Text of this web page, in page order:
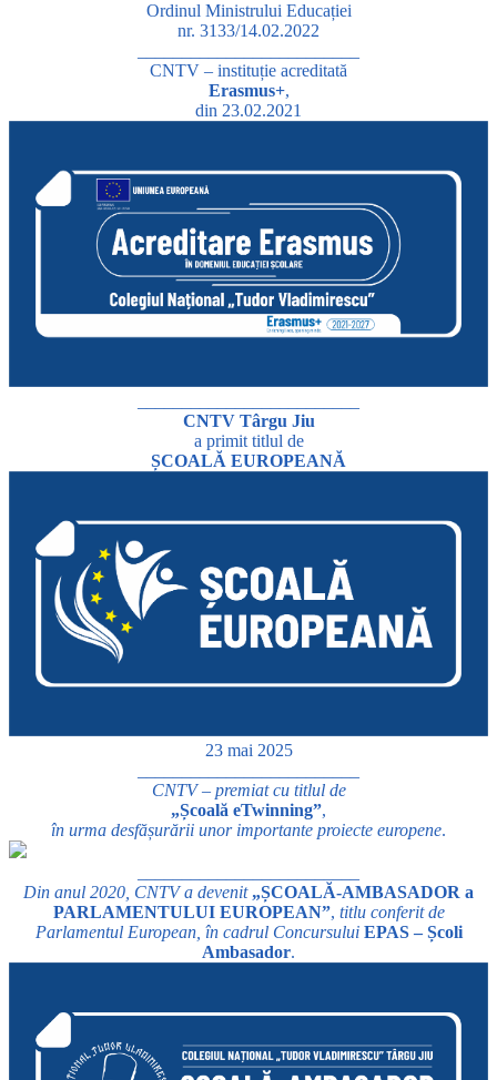
Ordinul Ministrului Educației
nr. 3133/14.02.2022
CNTV – instituție acreditată
Erasmus+,
din 23.02.2021
CNTV Târgu Jiu
a primit titlul de
ȘCOALĂ EUROPEANĂ
23 mai 2025
CNTV – premiat cu titlul de
„Școală eTwinning”,
în urma desfășurării unor importante proiecte europene.
Din anul 2020, CNTV a devenit „ȘCOALĂ-AMBASADOR a
PARLAMENTULUI EUROPEAN”, titlu conferit de
Parlamentul European, în cadrul Concursului EPAS – Școli
Ambasador.